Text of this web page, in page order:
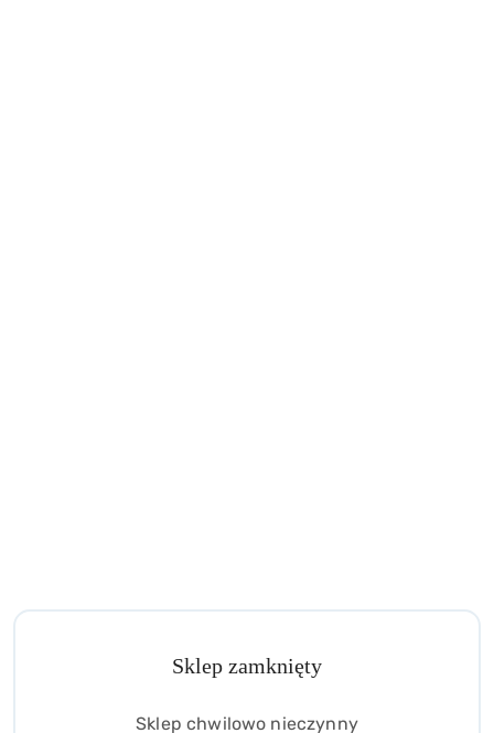
Sklep zamknięty
Sklep chwilowo nieczynny